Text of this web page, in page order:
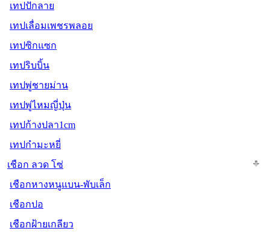
เทปปักลาย
เทปเลื่อมเพชรพลอย
เทปซิกแซก
เทปริบบิ้น
เทปพู่ชายม่าน
เทปพู่ไหมญี่ปุ่น
เทปก้างปลา1cm
เทปกำมะหยี่
เชือก ลวด โซ่
เชือกหางหนูแบน-พับเล็ก
เชือกปอ
เชือกฝ้ายเกลียว